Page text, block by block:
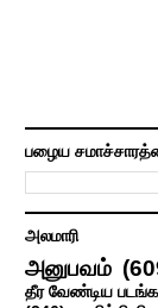
பழைய
அலமாரி
அனுபவம்
தீர வேண்டிய